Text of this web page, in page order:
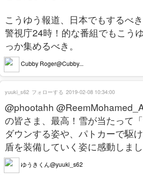
こうゆう報道、日本でもするべき
警視庁24時！的な番組でもこう
っか集めるべき。
Cubby Roger@Cubby...
@phootahh
の皆さま、最高！雪が当たって
ダウンする姿や、パトカーで駆け
盾を装備していく姿に感動しまし
ゆうきくん@yuuki_s62
yuuki_s62 フォローする 2019-02-08 10:34:00